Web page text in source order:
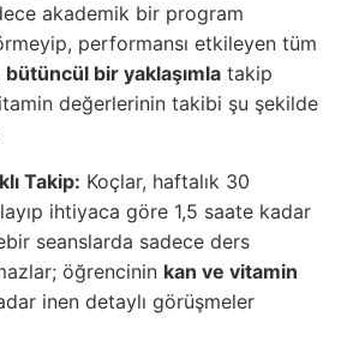
akademik bir program
performansı etkileyen tüm
bütüncül bir yaklaşımlatakip
değerlerinin takibi şu şekilde
Takip: Koçlar, haftalık 30
ihtiyaca göre 1,5 saate kadar
seanslarda sadece ders
öğrencinin kan ve vitamin
inen detaylı görüşmeler